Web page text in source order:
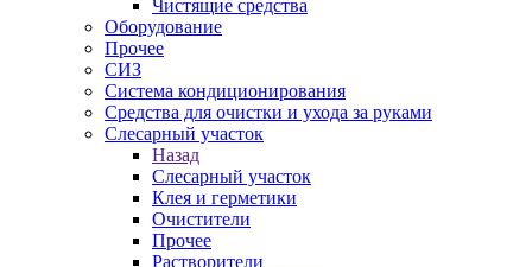
Чистящие средства
Оборудование
Прочее
СИЗ
Система кондиционирования
Средства для очистки и ухода за руками
Слесарный участок
Назад
Слесарный участок
Клея и герметики
Очистители
Прочее
Растворители